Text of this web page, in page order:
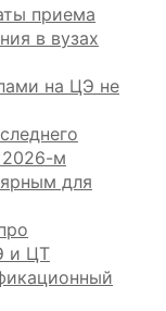
приема
в вузах
на ЦЭ не
2026-м
для
и ЦТ